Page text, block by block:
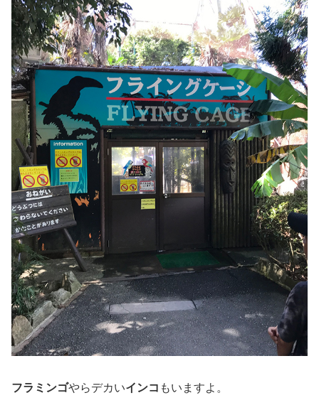
フラミンゴやらデカいインコ もいますよ。